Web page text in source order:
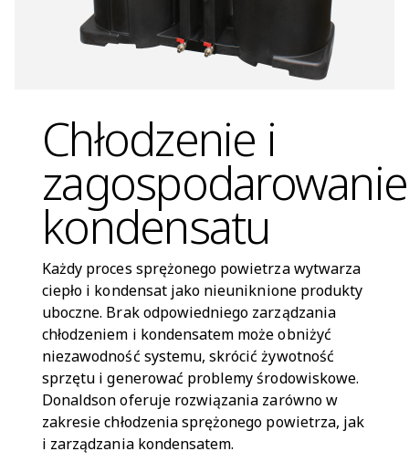
Chłodzenie i
zagospodarowanie
kondensatu
Każdy proces sprężonego powietrza wytwarza
ciepło i kondensat jako nieuniknione produkty
uboczne. Brak odpowiedniego zarządzania
chłodzeniem i kondensatem może obniżyć
niezawodność systemu, skrócić żywotność
sprzętu i generować problemy środowiskowe.
Donaldson oferuje rozwiązania zarówno w
zakresie chłodzenia sprężonego powietrza, jak
i zarządzania kondensatem.